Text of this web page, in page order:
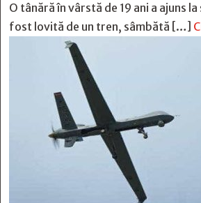
O tânără în vârstă de 19 ani a ajuns
fost lovită de un tren, sâmbătă […]